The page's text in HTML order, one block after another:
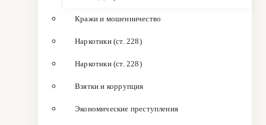
Кражи и мошенничество
Наркотики (ст. 228)
Наркотики (ст. 228)
Взятки и коррупция
Экономические преступления